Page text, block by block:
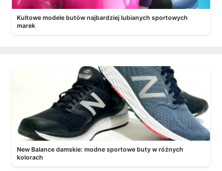
Kultowe modele butów najbardziej lubianych sportowych
marek
New Balance damskie: modne sportowe buty w różnych
kolorach